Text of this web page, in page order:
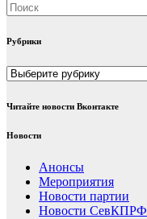
Рубрики
Рубрики
Читайте новости Вконтакте
Новости
Анонсы
Мероприятия
Новости партии
Новости СевКПРФ